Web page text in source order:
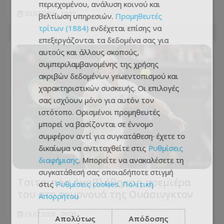
30.07.2026 - 10:32
Τσιτσιπάς: Αναβλήθηκε η πρεμιέρα
του στο τουρνουά της Ουάσινγκτον
29.07.2026 - 09:00
περιεχομένου, ανάλυση κοινού και
βελτίωση υπηρεσιών. Προμηθευτές
τρίτων (1884) ενδέχεται επίσης να
επεξεργάζονται τα δεδομένα σας για
αυτούς και άλλους σκοπούς,
συμπεριλαμβανομένης της χρήσης
ακριβών δεδομένων γεωεντοπισμού και
χαρακτηριστικών συσκευής. Οι επιλογές
σας ισχύουν μόνο για αυτόν τον
ιστότοπο. Ορισμένοι προμηθευτές
μπορεί να βασίζονται σε έννομο
συμφέρον αντί για συγκατάθεση· έχετε το
δικαίωμα να αντιταχθείτε στις Ρυθμίσεις
διαφήμισης. Μπορείτε να ανακαλέσετε τη
συγκατάθεσή σας οποιαδήποτε στιγμή
στις Ρυθμίσεις cookies. Πολιτική
Απορρήτου
Απολύτως
Απόδοσης